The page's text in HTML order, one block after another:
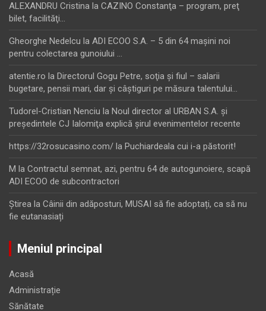
ALEXANDRU Cristina la CAZINO Constanţa – program, preţ
bilet, facilităţi…
Gheorghe Nedelcu la ADI ECOO S.A. – 5 din 64 maşini noi
pentru colectarea gunoiului …
atentie.ro la Directorul Gogu Petre, soţia şi fiul – salarii
bugetare, pensii mari, dar şi câştiguri pe măsura talentului…
Tudorel-Cristian Nenciu la Noul director al URBAN S.A. şi
preşedintele CJ Ialomiţa explică şirul evenimentelor recente
https://32rosucasino.com/ la Puchiardeala cui i-a păstorit!
M la Contractul semnat, azi, pentru 64 de autogunoiere, scapă
ADI ECOO de subcontractori
Ştirea la Câinii din adăposturi, MUSAI să fie adoptați, ca să nu
fie eutanasiați
Meniul principal
Acasă
Administrație
Sănătate